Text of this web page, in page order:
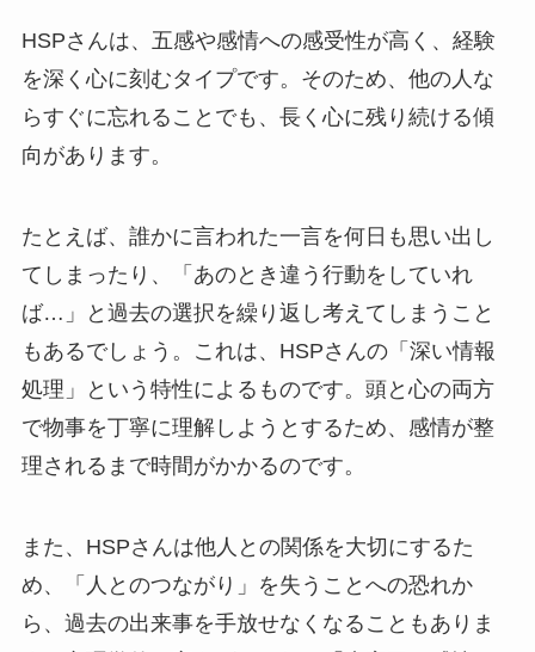
HSPさんは、五感や感情への感受性が高く、経験
を深く心に刻むタイプです。そのため、他の人な
らすぐに忘れることでも、長く心に残り続ける傾
向があります。
たとえば、誰かに言われた一言を何日も思い出し
てしまったり、「あのとき違う行動をしていれ
ば…」と過去の選択を繰り返し考えてしまうこと
もあるでしょう。これは、HSPさんの「深い情報
処理」という特性によるものです。頭と心の両方
で物事を丁寧に理解しようとするため、感情が整
理されるまで時間がかかるのです。
また、HSPさんは他人との関係を大切にするた
め、「人とのつながり」を失うことへの恐れか
ら、過去の出来事を手放せなくなることもありま